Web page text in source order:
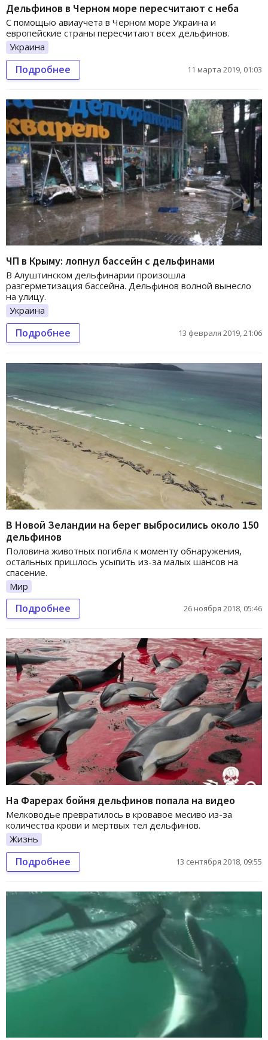
Дельфинов в Черном море пересчитают с неба
С помощью авиаучета в Черном море Украина и
европейские страны пересчитают всех дельфинов.
Украина
Подробнее 11 марта 2019, 01:03
ЧП в Крыму: лопнул бассейн с дельфинами
В Алуштинском дельфинарии произошла
разгерметизация бассейна. Дельфинов волной вынесло
на улицу.
Украина
Подробнее 13 февраля 2019, 21:06
В Новой Зеландии на берег выбросились около 150
дельфинов
Половина животных погибла к моменту обнаружения,
остальных пришлось усыпить из-за малых шансов на
спасение.
Мир
Подробнее 26 ноября 2018, 05:46
На Фарерах бойня дельфинов попала на видео
Мелководье превратилось в кровавое месиво из-за
количества крови и мертвых тел дельфинов.
Жизнь
Подробнее 13 сентября 2018, 09:55